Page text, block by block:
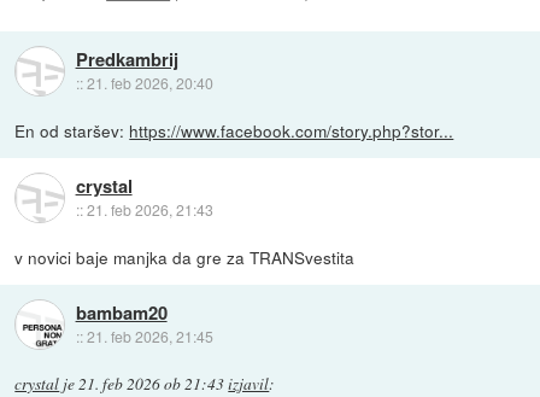
Predkambrij
::21. feb 2026, 20:40
En od staršev: https://www.facebook.com/story.php?stor...
crystal
::21. feb 2026, 21:43
v novici baje manjka da gre za TRANSvestita
bambam20
::21. feb 2026, 21:45
crystal je21. feb 2026 ob 21:43izjavil: